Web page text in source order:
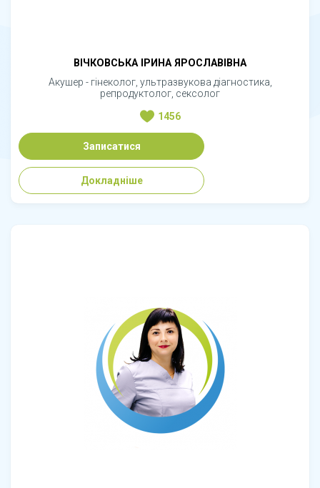
ВІЧКОВСЬКА ІРИНА ЯРОСЛАВІВНА
Акушер - гінеколог, ультразвукова діагностика,
репродуктолог, сексолог
1456
Записатися
Докладніше